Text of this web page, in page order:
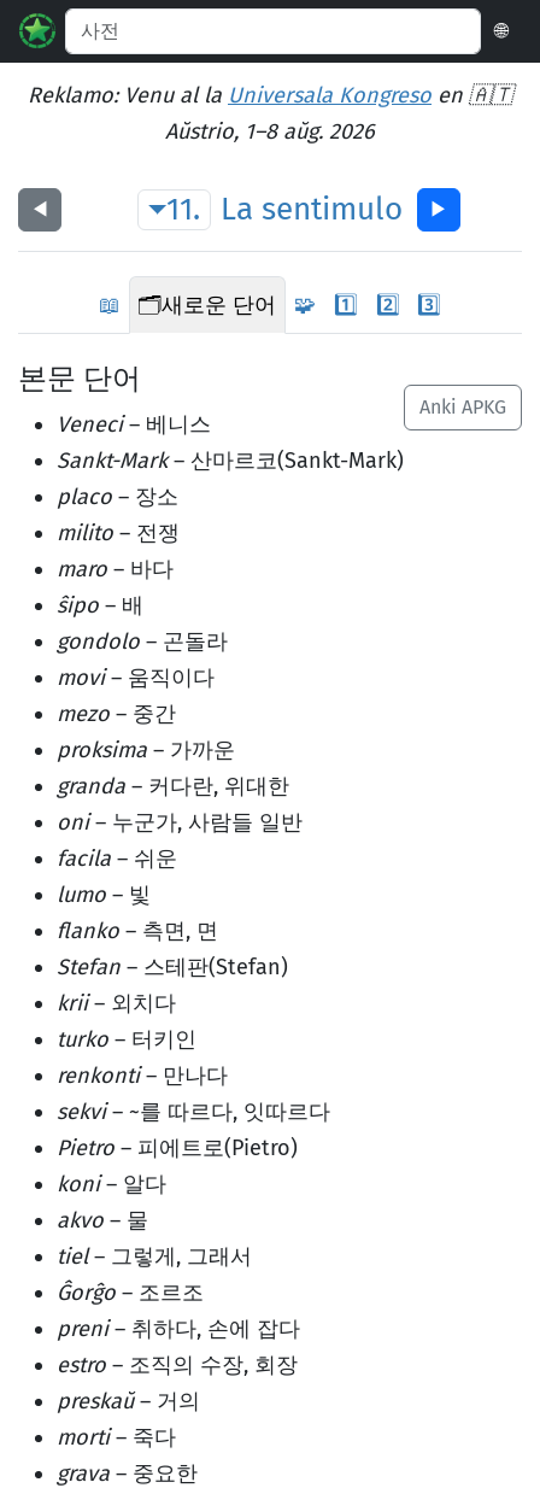
🌐
Reklamo: Venu al la Universala Kongreso en 🇦🇹
Aŭstrio, 1–8 aŭg. 2026
◀︎ 11. La sentimulo ▶︎
📖 🗂️새로운 단어 🧩 1️⃣ 2️⃣ 3️⃣
Anki APKG
본문 단어
Veneci– 베니스
Sankt-Mark– 산마르코(Sankt-Mark)
placo – 장소
milito – 전쟁
maro – 바다
ŝipo – 배
gondolo – 곤돌라
movi– 움직이다
mezo – 중간
proksima – 가까운
granda – 커다란, 위대한
oni– 누군가, 사람들 일반
facila – 쉬운
lumo – 빛
flanko – 측면, 면
Stefan – 스테판(Stefan)
krii– 외치다
turko – 터키인
renkonti– 만나다
sekvi– ~를 따르다, 잇따르다
Pietro – 피에트로(Pietro)
koni– 알다
akvo – 물
tiel– 그렇게, 그래서
Ĝorĝo – 조르조
preni– 취하다, 손에 잡다
estro – 조직의 수장, 회장
preskaŭ– 거의
morti– 죽다
grava – 중요한